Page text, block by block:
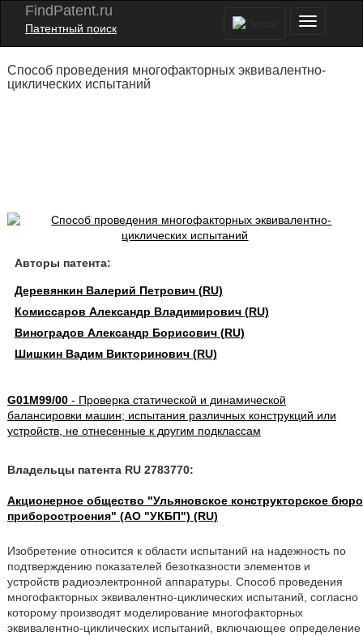
FindPatent.ru
Патентный поиск
Способ проведения многофакторных эквивалентно-
циклических испытаний
Авторы патента:
Деревянкин Валерий Петрович (RU)
Комиссаров Александр Владимирович (RU)
Виноградов Александр Борисович (RU)
Шишкин Вадим Викторинович (RU)
G01M99/00- Проверка статической и динамической
балансировки машин; испытания различных конструкций или
устройств, не отнесенные к другим подклассам
Владельцы патента RU 2783770:
Акционерное общество "Ульяновское конструкторское бюро
приборостроения" (АО "УКБП") (RU)
Изобретение относится к области испытаний на надежность по
подтверждению показателей безотказности элементов и
устройств радиоэлектронной аппаратуры. Способ проведения
многофакторных эквивалентно-циклических испытаний, согласно
которому производят моделирование многофакторных
эквивалентно-циклических испытаний, включающее определение